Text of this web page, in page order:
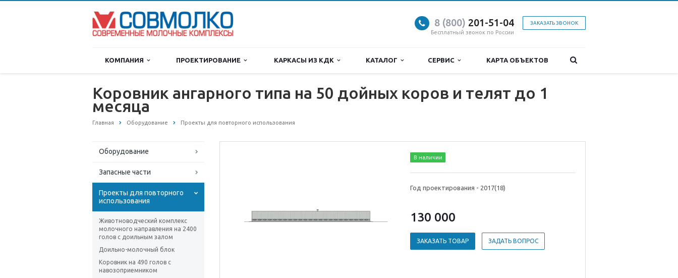
ЗАКАЗАТЬ ЗВОНОК
8 (800) 201-51-04
Бесплатный звонок по России
КОМПАНИЯ ПРОЕКТИРОВАНИЕ КАРКАСЫ ИЗ КДК КАТАЛОГ СЕРВИС КАРТА ОБЪЕКТОВ
Коровник ангарного типа на 50 дойных коров и телят до 1
месяца
Главная Оборудование Проекты для повторного использования
Оборудование
Запасные части
Проекты для повторного
использования
Животноводческий комплекс
молочного направления на 2400
голов с доильным залом
Доильно-молочный блок
Коровник на 490 голов с
навозоприемником
В наличии
Год проектирования - 2017(18)
130 000
ЗАКАЗАТЬ ТОВАР ЗАДАТЬ ВОПРОС